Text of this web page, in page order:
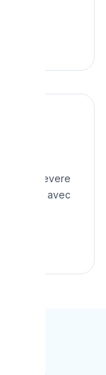
à evere
à Evere avec